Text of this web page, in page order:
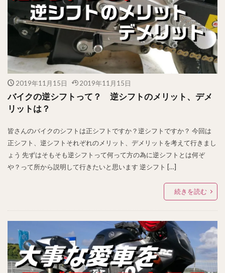
2019年11月15日 2019年11月15日
バイクの逆シフトって？ 逆シフトのメリット、デメ
リットは？
皆さんのバイクのシフトは正シフトですか？逆シフトですか？ 今回は
正シフト、逆シフトそれぞれのメリット、デメリットを考えて行きまし
ょう 先ずはそもそも逆シフトって何って方の為に逆シフトとは何ぞ
や？って所から説明して行きたいと思います 逆シフト […]
続きを読む